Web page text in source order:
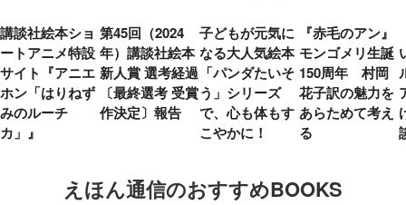
講談社絵本ショ
ートアニメ特設
サイト『アニエ
ホン「はりねず
みのルーチ
カ」』
第45回（2024
年）講談社絵本
新人賞 選考経過
〔最終選考 受賞
作決定〕報告
子どもが元気に
なる大人気絵本
「パンダたいそ
う」シリーズ
で、心も体もす
こやかに！
『赤毛のアン』
モンゴメリ生誕
150周年 村岡
花子訳の魅力を
あらためて考え
る
えほん通信のおすすめBOOKS